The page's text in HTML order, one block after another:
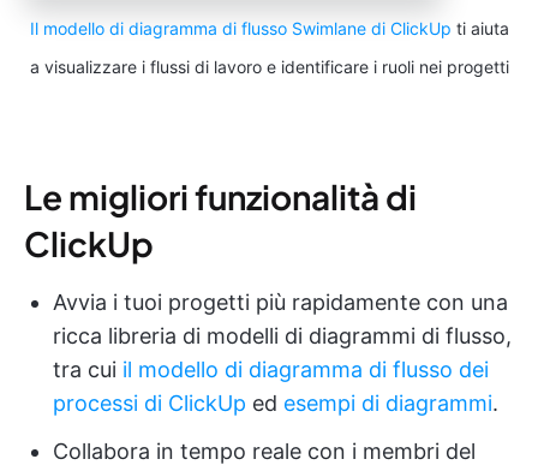
Il modello di diagramma di flusso Swimlane di ClickUp ti aiuta
a visualizzare i flussi di lavoro e identificare i ruoli nei progetti
Le migliori funzionalità di
ClickUp
Avvia i tuoi progetti più rapidamente con una
ricca libreria di modelli di diagrammi di flusso,
tra cui il modello di diagramma di flusso dei
processi di ClickUp ed esempi di diagrammi.
Collabora in tempo reale con i membri del